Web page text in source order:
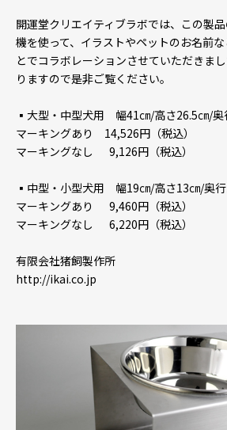
開運堂クリエイティブラボでは、この製
機を使って、イラストやペットのお名前
とでコラボレーションさせていただきま
りますので是非ご覧ください。
▪️大型・中型犬用 幅41㎝/高さ26.5㎝/奥
マーキングあり 14,526円（税込）
マーキングなし 9,126円（税込）
▪️中型・小型犬用 幅19㎝/高さ13㎝/奥
マーキングあり 9,460円（税込）
マーキングなし 6,220円（税込）
有限会社猪飼製作所
http://ikai.co.jp